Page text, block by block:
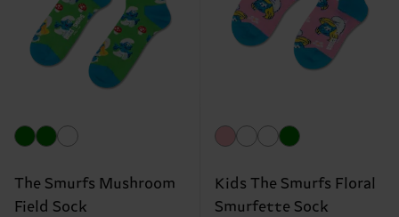
The Smurfs Mushroom
Field Sock
Kids The Smurfs Floral
Smurfette Sock